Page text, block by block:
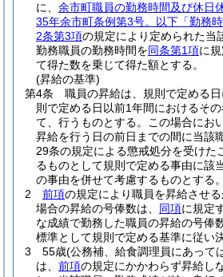
に、 余市町職員の勤務時間及び休日
35年余市町条例第3号。以下「勤務
2条第3項の規定により定められた当
勤務職員の勤務時間を同条第1項に
て得た数を乗じて得た額とする。
(昇給の基準)
第4条
職員の昇給は、規則で定める
則で定める日以前1年間におけるそ
て、行うものとする。
この場合にお
昇給を行う日の前日までの間に当該
29条の規定による懲戒処分を受けた
るものとして規則で定める事由に該
の事由を併せて考慮するものとする。
2
前項の規定により職員を昇給させ
場合の昇給の号俸数は、 同項に規定
な成績で勤務した職員の昇給の号俸
標準として規則で定める基準に従い
3
55歳(公務補、給食調理員にあって
は、 前項の規定にかかわらず昇給し